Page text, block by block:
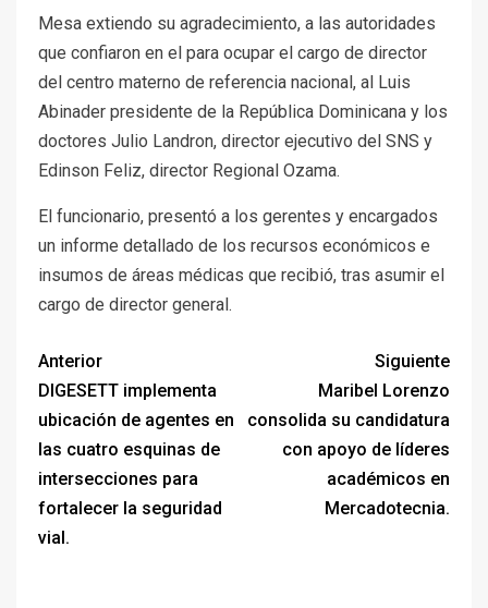
Mesa extiendo su agradecimiento, a las autoridades
que confiaron en el para ocupar el cargo de director
del centro materno de referencia nacional, al Luis
Abinader presidente de la República Dominicana y los
doctores Julio Landron, director ejecutivo del SNS y
Edinson Feliz, director Regional Ozama.
El funcionario, presentó a los gerentes y encargados
un informe detallado de los recursos económicos e
insumos de áreas médicas que recibió, tras asumir el
cargo de director general.
Anterior
DIGESETT implementa
ubicación de agentes en
las cuatro esquinas de
intersecciones para
fortalecer la seguridad
vial.
Siguiente
Maribel Lorenzo
consolida su candidatura
con apoyo de líderes
académicos en
Mercadotecnia.